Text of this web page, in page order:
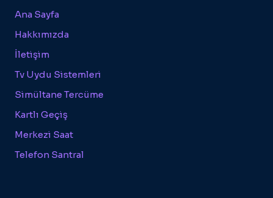
Ana Sayfa
Hakkımızda
İletişim
Tv Uydu Sistemleri
Simültane Tercüme
Kartlı Geçiş
Merkezi Saat
Telefon Santral